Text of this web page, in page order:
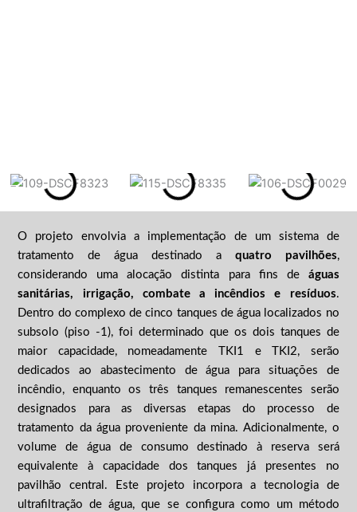
O projeto envolvia a implementação de um sistema de
tratamento de água destinado a quatro pavilhões,
considerando uma alocação distinta para fins de águas
sanitárias, irrigação, combate a incêndios e resíduos.
Dentro do complexo de cinco tanques de água localizados no
subsolo (piso -1), foi determinado que os dois tanques de
maior capacidade, nomeadamente TKI1 e TKI2, serão
dedicados ao abastecimento de água para situações de
incêndio, enquanto os três tanques remanescentes serão
designados para as diversas etapas do processo de
tratamento da água proveniente da mina. Adicionalmente, o
volume de água de consumo destinado à reserva será
equivalente à capacidade dos tanques já presentes no
pavilhão central. Este projeto incorpora a tecnologia de
ultrafiltração de água, que se configura como um método